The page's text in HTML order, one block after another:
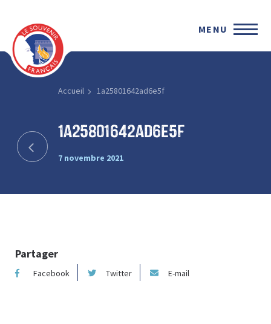
MENU
Accueil 1a25801642ad6e5f
1a25801642ad6e5f
7 novembre 2021
Partager
Facebook Twitter E-mail